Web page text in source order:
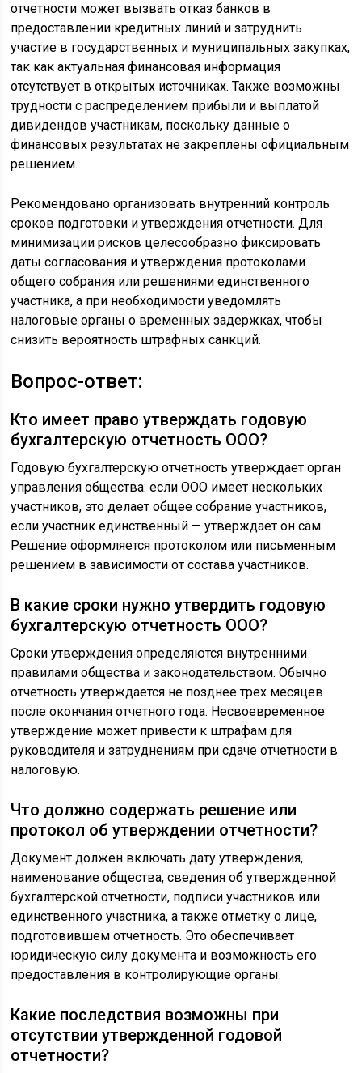
отчетности может вызвать отказ банков в
предоставлении кредитных линий и затруднить
участие в государственных и муниципальных закупках,
так как актуальная финансовая информация
отсутствует в открытых источниках. Также возможны
трудности с распределением прибыли и выплатой
дивидендов участникам, поскольку данные о
финансовых результатах не закреплены официальным
решением.
Рекомендовано организовать внутренний контроль
сроков подготовки и утверждения отчетности. Для
минимизации рисков целесообразно фиксировать
даты согласования и утверждения протоколами
общего собрания или решениями единственного
участника, а при необходимости уведомлять
налоговые органы о временных задержках, чтобы
снизить вероятность штрафных санкций.
Вопрос-ответ:
Кто имеет право утверждать годовую
бухгалтерскую отчетность ООО?
Годовую бухгалтерскую отчетность утверждает орган
управления общества: если ООО имеет нескольких
участников, это делает общее собрание участников,
если участник единственный — утверждает он сам.
Решение оформляется протоколом или письменным
решением в зависимости от состава участников.
В какие сроки нужно утвердить годовую
бухгалтерскую отчетность ООО?
Сроки утверждения определяются внутренними
правилами общества и законодательством. Обычно
отчетность утверждается не позднее трех месяцев
после окончания отчетного года. Несвоевременное
утверждение может привести к штрафам для
руководителя и затруднениям при сдаче отчетности в
налоговую.
Что должно содержать решение или
протокол об утверждении отчетности?
Документ должен включать дату утверждения,
наименование общества, сведения об утвержденной
бухгалтерской отчетности, подписи участников или
единственного участника, а также отметку о лице,
подготовившем отчетность. Это обеспечивает
юридическую силу документа и возможность его
предоставления в контролирующие органы.
Какие последствия возможны при
отсутствии утвержденной годовой
отчетности?